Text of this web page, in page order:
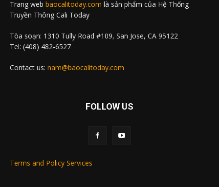
Trang web baocalitoday.com là sản phẩm của Hệ Thống
Truyền Thông Cali Today
Tòa soạn: 1310 Tully Road #109, San Jose, CA 95122
Tel: (408) 482-6527
Contact us: nam@baocalitoday.com
FOLLOW US
Terms and Policy Services